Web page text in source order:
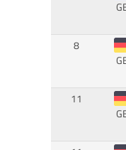
8
11